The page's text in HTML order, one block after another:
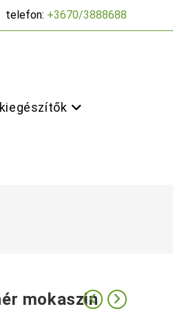
telefon: +3670/3888688
mokaszin